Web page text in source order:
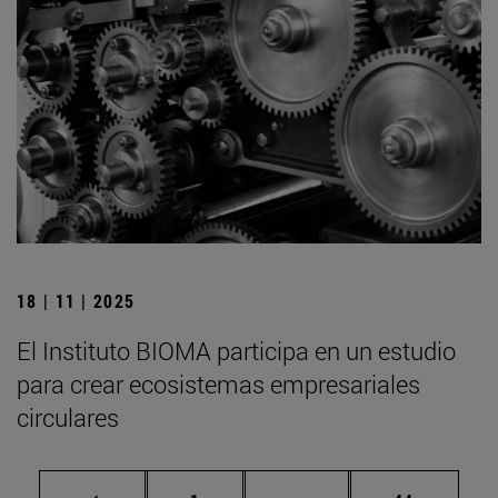
18 | 11 | 2025
El Instituto BIOMA participa en un estudio
para crear ecosistemas empresariales
circulares